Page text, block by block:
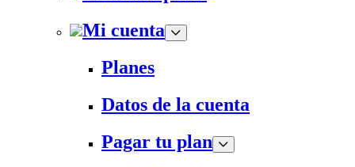
Mi cuenta
Planes
Datos de la cuenta
Pagar tu plan